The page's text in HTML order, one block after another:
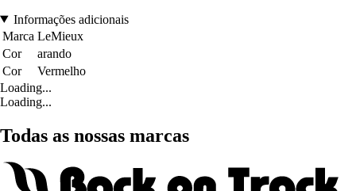
Informações adicionais
Marca LeMieux
Cor
arando
Cor
Vermelho
Loading...
Loading...
Todas as nossas marcas